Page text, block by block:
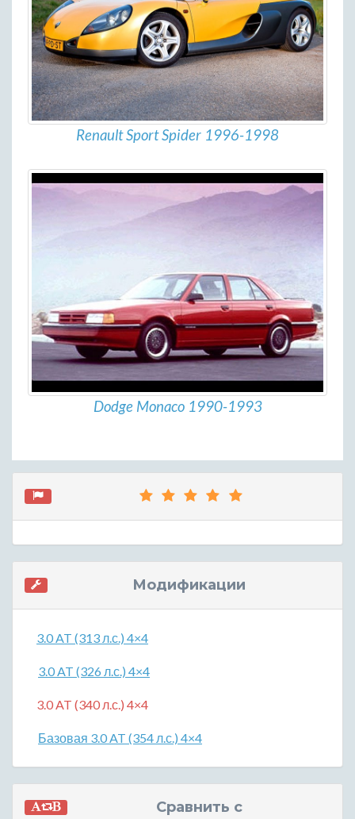
Renault Sport Spider 1996-1998
Dodge Monaco 1990-1993
Модификации
3.0 AT (313 л.с.) 4×4
3.0 AT (326 л.с.) 4×4
3.0 AT (340 л.с.) 4×4
Базовая 3.0 AT (354 л.с.) 4×4
Сравнить с